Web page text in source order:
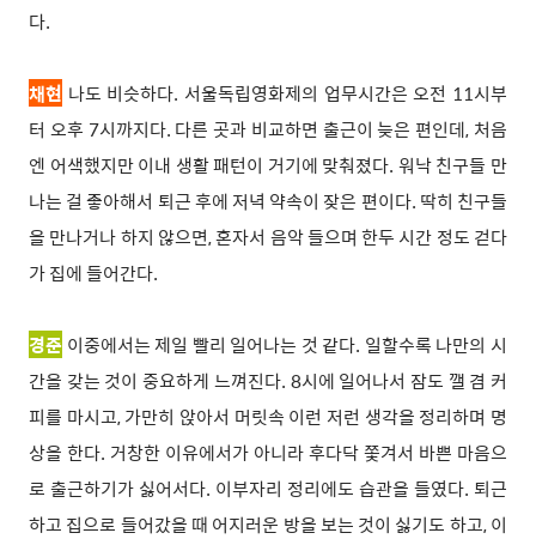
다.
채현 나도 비슷하다. 서울독립영화제의 업무시간은 오전 11시부
터 오후 7시까지다. 다른 곳과 비교하면 출근이 늦은 편인데, 처음
엔 어색했지만 이내 생활 패턴이 거기에 맞춰졌다. 워낙 친구들 만
나는 걸 좋아해서 퇴근 후에 저녁 약속이 잦은 편이다. 딱히 친구들
을 만나거나 하지 않으면, 혼자서 음악 들으며 한두 시간 정도 걷다
가 집에 들어간다.
경준 이중에서는 제일 빨리 일어나는 것 같다. 일할수록 나만의 시
간을 갖는 것이 중요하게 느껴진다. 8시에 일어나서 잠도 깰 겸 커
피를 마시고, 가만히 앉아서 머릿속 이런 저런 생각을 정리하며 명
상을 한다. 거창한 이유에서가 아니라 후다닥 쫓겨서 바쁜 마음으
로 출근하기가 싫어서다. 이부자리 정리에도 습관을 들였다. 퇴근
하고 집으로 들어갔을 때 어지러운 방을 보는 것이 싫기도 하고, 이